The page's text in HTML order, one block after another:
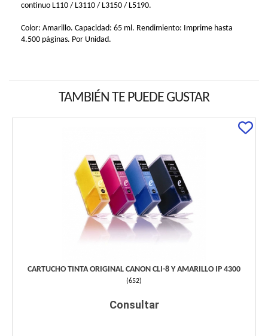
continuo L110 / L3110 / L3150 / L5190.
Color: Amarillo. Capacidad: 65 ml. Rendimiento: Imprime hasta
4.500 páginas. Por Unidad.
TAMBIÉN TE PUEDE GUSTAR
CARTUCHO TINTA ORIGINAL CANON CLI-8 Y AMARILLO IP 4300
(652)
Consultar